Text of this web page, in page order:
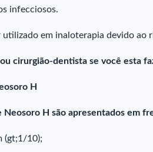
infecciosos.
utilizado em inaloterapia devido ao
cirurgião-dentista se você esta
H
Neosoro H são apresentados em
(gt;1/10);